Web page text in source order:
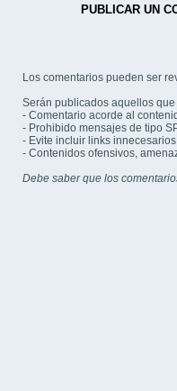
PUBLICAR UN
Los comentarios pueden ser
Serán publicados aquellos
- Comentario acorde al
- Prohibido mensajes de tipo
- Evite incluir links
- Contenidos ofensivos,
Debe saber que los